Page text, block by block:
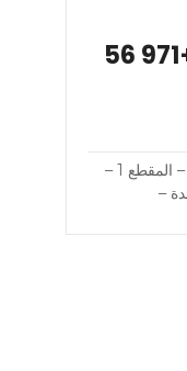
عمرو 1 – الشارقة – +971 56
شارع الملك فيصل – المقطع – المقطع 1 –
–